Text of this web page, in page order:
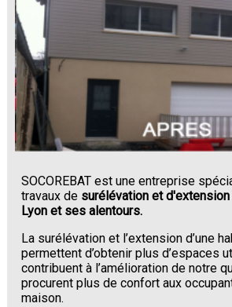
SOCOREBAT est une entreprise
travaux de surélévation et
Lyon et ses alentours.
La surélévation et l’extension d’une
permettent d’obtenir plus d’espaces
contribuent à l’amélioration de notre
procurent plus de confort aux
maison.